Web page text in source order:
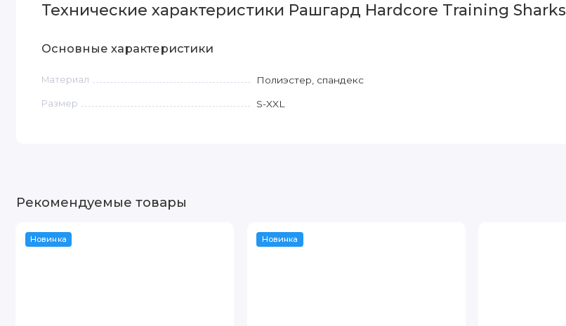
Технические характеристики Рашгард Hardcore Training Sharks
Основные характеристики
Материал Полиэстер, спандекс
Размер S-XXL
Рекомендуемые товары
Новинка Новинка